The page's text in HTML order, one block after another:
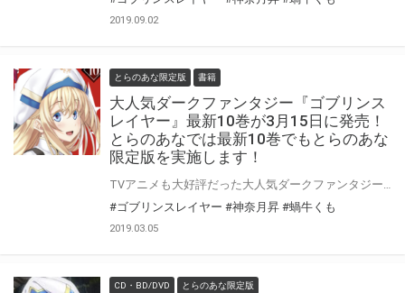
2019.09.02
とらのあな限定版 書籍
大人気ダークファンタジー『ゴブリンス
レイヤー』最新10巻が3月15日に発売！
とらのあなでは最新10巻でもとらのあな
限定版を実施します！
#ゴブリンスレイヤー #神奈月昇 #蝸牛くも
2019.03.05
CD・BD/DVD とらのあな限定版